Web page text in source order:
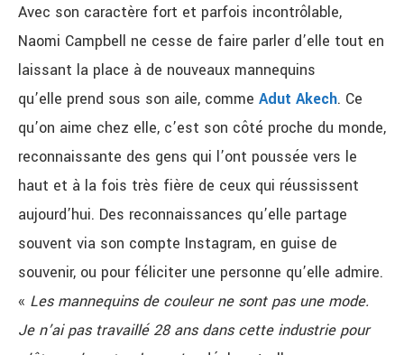
Avec son caractère fort et parfois incontrôlable,
Naomi Campbell ne cesse de faire parler d’elle tout en
laissant la place à de nouveaux mannequins
qu’elle prend sous son aile, comme Adut Akech. Ce
qu’on aime chez elle, c’est son côté proche du monde,
reconnaissante des gens qui l’ont poussée vers le
haut et à la fois très fière de ceux qui réussissent
aujourd’hui. Des reconnaissances qu’elle partage
souvent via son compte Instagram, en guise de
souvenir, ou pour féliciter une personne qu’elle admire.
« Les mannequins de couleur ne sont pas une mode.
Je n’ai pas travaillé 28 ans dans cette industrie pour